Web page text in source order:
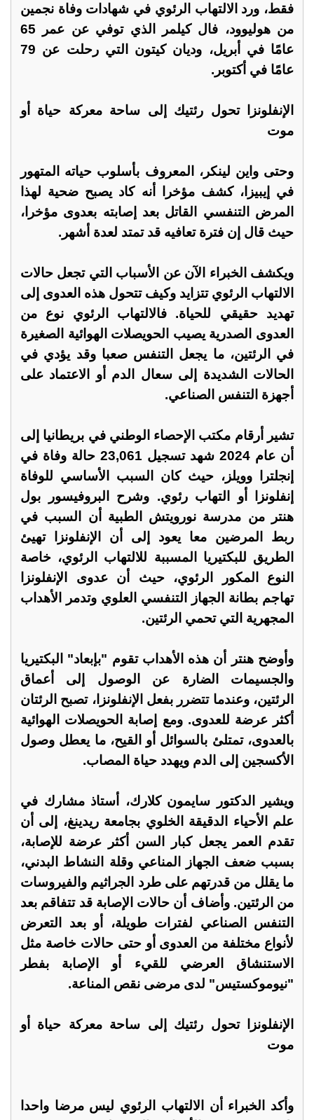
فقط، ورد الالتهاب الرئوي في شهادات وفاة نجمين
من هوليوود، فال كيلمر الذي توفي عن عمر 65
عامًا في أبريل، وديان كيتون التي رحلت عن 79
عامًا في أكتوبر.
الإنفلونزا تحول رئتيك إلى ساحة معركة حياة أو
موت
وحتى واين لينكر، المعروف بأسلوب حياته المتهور
في إيبيزا، كشف مؤخرا أنه كاد يصبح ضحية لهذا
المرض التنفسي القاتل بعد إصابته بعدوى مؤخرا،
حيث قال إن فترة تعافيه قد تمتد لعدة أشهر.
ويكشف الخبراء الآن عن الأسباب التي تجعل حالات
الالتهاب الرئوي تتزايد وكيف تتحول هذه العدوى إلى
تهديد حقيقي للحياة. فالالتهاب الرئوي نوع من
العدوى الصدرية يصيب الحويصلات الهوائية الصغيرة
في الرئتين، ما يجعل التنفس صعبا وقد يؤدي في
الحالات الشديدة إلى سعال الدم أو الاعتماد على
أجهزة التنفس الصناعي.
تشير أرقام مكتب الإحصاء الوطني في بريطانيا إلى
أن عام 2024 شهد تسجيل 23,061 حالة وفاة في
إنجلترا وويلز، حيث كان السبب الأساسي للوفاة
إنفلونزا أو التهاب رئوي. وشرح البروفيسور بول
هنتر من مدرسة نورويتش الطبية أن السبب في
ربط المرضين معا يعود إلى أن الإنفلونزا تهيئ
الطريق للبكتيريا المسببة للالتهاب الرئوي، خاصة
النوع المكور الرئوي، حيث أن عدوى الإنفلونزا
تهاجم بطانة الجهاز التنفسي العلوي وتدمر الأهداب
المجهرية التي تحمي الرئتين.
وأوضح هنتر أن هذه الأهداب تقوم "بإبعاد" البكتيريا
والجسيمات الضارة عن الوصول إلى أعماق
الرئتين، وعندما تتضرر بفعل الإنفلونزا، تصبح الرئتان
أكثر عرضة للعدوى. ومع إصابة الحويصلات الهوائية
بالعدوى، تمتلئ بالسوائل أو القيح، ما يعطل وصول
الأكسجين إلى الدم ويهدد حياة المصاب.
ويشير الدكتور سايمون كلارك، أستاذ مشارك في
علم الأحياء الدقيقة الخلوي بجامعة ريدينغ، إلى أن
تقدم العمر يجعل كبار السن أكثر عرضة للإصابة،
بسبب ضعف الجهاز المناعي وقلة النشاط البدني،
ما يقلل من قدرتهم على طرد الجراثيم والفيروسات
من الرئتين. وأضاف أن حالات الإصابة قد تتفاقم بعد
التنفس الصناعي لفترات طويلة، أو بعد التعرض
لأنواع مختلفة من العدوى أو حتى حالات خاصة مثل
الاستنشاق العرضي للقيء أو الإصابة بفطر
"نيوموكستيس" لدى مرضى نقص المناعة.
الإنفلونزا تحول رئتيك إلى ساحة معركة حياة أو
موت
وأكد الخبراء أن الالتهاب الرئوي ليس مرضا واحدا